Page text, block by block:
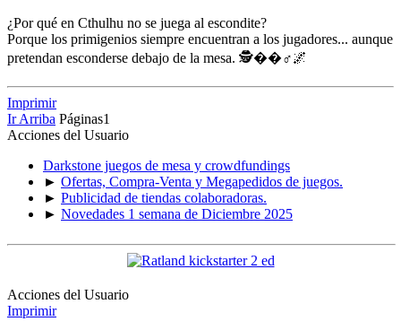
¿Por qué en Cthulhu no se juega al escondite?
Porque los primigenios siempre encuentran a los jugadores... aunque
pretendan esconderse debajo de la mesa. 🕵��♂️🌌
Imprimir
Ir Arriba Páginas1
Acciones del Usuario
Darkstone juegos de mesa y crowdfundings
► Ofertas, Compra-Venta y Megapedidos de juegos.
► Publicidad de tiendas colaboradoras.
► Novedades 1 semana de Diciembre 2025
Acciones del Usuario
Imprimir